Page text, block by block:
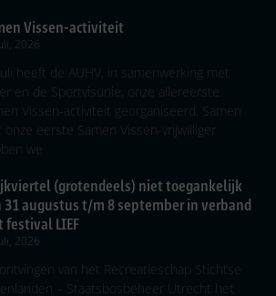
Vissen-activiteit
2026
heeft de AUHV, in samenwerking met
en de Sportvisunie, onze allereerste
Vissen-activiteit georganiseerd. Samen
onze eerste Samen Vissen-vrijwilliger
we
(grotendeels) niet toegankelijk
31 augustus t/m 8 september in verband
festival LIEF
2026
van het Recreatieschap Stichtse
– Staatsbosbeheer Utrecht het